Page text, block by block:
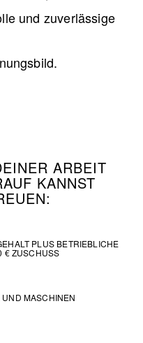
und zuverlässige
ARBEIT
KANNST
PLUS BETRIEBLICHE
€ ZUSCHUSS
MASCHINEN